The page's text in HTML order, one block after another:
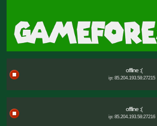
offline :(
ip: 85.204.193.58:27215
offline :(
ip: 85.204.193.58:27216